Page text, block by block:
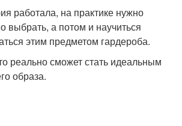
работала, на практике нужно
выбрать, а потом и научиться
этим предметом гардероба.
реально сможет стать идеальным
образа.